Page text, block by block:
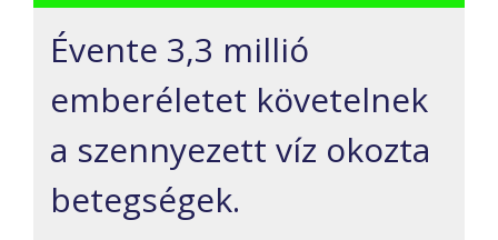
Évente 3,3 millió
emberéletet követelnek
a szennyezett víz okozta
betegségek.